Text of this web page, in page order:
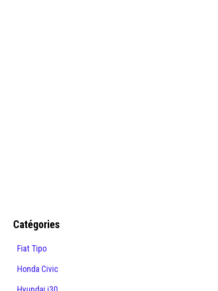
Catégories
Fiat Tipo
Honda Civic